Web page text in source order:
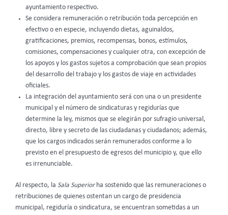
ayuntamiento respectivo.
Se considera remuneración o retribución toda percepción en
efectivo o en especie, incluyendo dietas, aguinaldos,
gratificaciones, premios, recompensas, bonos, estímulos,
comisiones, compensaciones y cualquier otra, con excepción de
los apoyos y los gastos sujetos a comprobación que sean propios
del desarrollo del trabajo y los gastos de viaje en actividades
oficiales.
La integración del ayuntamiento será con una o un presidente
municipal y el número de sindicaturas y regidurías que
determine la ley, mismos que se elegirán por sufragio universal,
directo, libre y secreto de las ciudadanas y ciudadanos; además,
que los cargos indicados serán remunerados conforme a lo
previsto en el presupuesto de egresos del municipio y, que ello
es irrenunciable.
Al respecto, la Sala Superiorha sostenido que las remuneraciones o
retribuciones de quienes ostentan un cargo de presidencia
municipal, regiduría o sindicatura, se encuentran sometidas a un